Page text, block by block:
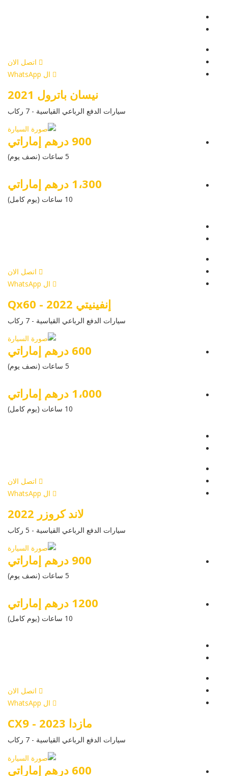
اتصل الان
ال WhatsApp
نيسان باترول 2021
سيارات الدفع الرباعي القياسية - 7 ركاب
900 درهم إماراتي
5 ساعات (نصف يوم)
1،300 درهم إماراتي
10 ساعات (يوم كامل)
اتصل الان
ال WhatsApp
إنفينيتي Qx60 - 2022
سيارات الدفع الرباعي القياسية - 7 ركاب
600 درهم إماراتي
5 ساعات (نصف يوم)
1،000 درهم إماراتي
10 ساعات (يوم كامل)
اتصل الان
ال WhatsApp
لاند كروزر 2022
سيارات الدفع الرباعي القياسية - 5 ركاب
900 درهم إماراتي
5 ساعات (نصف يوم)
1200 درهم إماراتي
10 ساعات (يوم كامل)
اتصل الان
ال WhatsApp
مازدا CX9 - 2023
سيارات الدفع الرباعي القياسية - 7 ركاب
600 درهم إماراتي